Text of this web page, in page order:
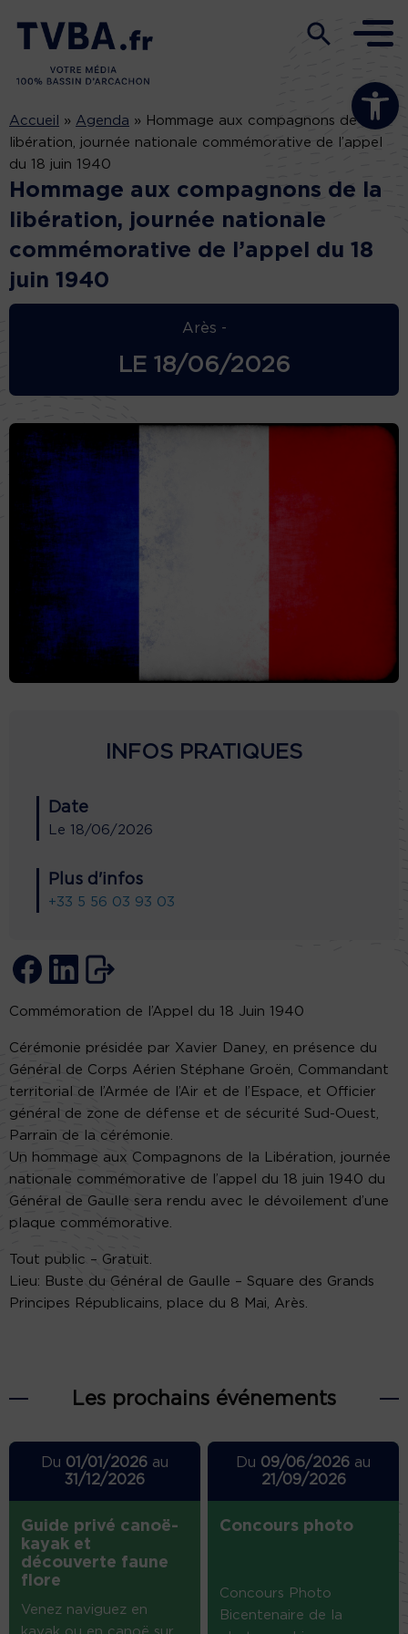
Ouvrir la
Accueil » Agenda » Hommage aux compagnons de la
libération, journée nationale commémorative de l’appel
du 18 juin 1940
Hommage aux compagnons de la
libération, journée nationale
commémorative de l’appel du 18
juin 1940
Arès -
LE 18/06/2026
INFOS PRATIQUES
Date
Le 18/06/2026
Plus d'infos
+33 5 56 03 93 03
Commémoration de l’Appel du 18 Juin 1940
Cérémonie présidée par Xavier Daney, en présence du
Général de Corps Aérien Stéphane Groën, Commandant
territorial de l’Armée de l’Air et de l’Espace, et Officier
général de zone de défense et de sécurité Sud-Ouest,
Parrain de la cérémonie.
Un hommage aux Compagnons de la Libération, journée
nationale commémorative de l’appel du 18 juin 1940 du
Général de Gaulle sera rendu avec le dévoilement d’une
plaque commémorative.
Tout public – Gratuit.
Lieu: Buste du Général de Gaulle – Square des Grands
Principes Républicains, place du 8 Mai, Arès.
Les prochains événements
Du 01/01/2026au
31/12/2026
Guide privé canoë-
kayak et
découverte faune
flore
Venez naviguez en
Du 09/06/2026 au
21/09/2026
Concours photo
Concours Photo
Bicentenaire de la